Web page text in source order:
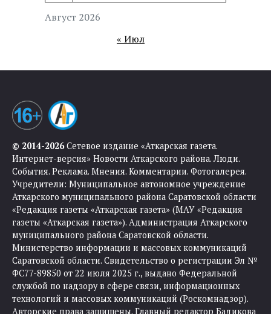
Август 2026
« Июл
© 2014-2026Сетевое издание «Аткарская газета.
Интернет-версия» Новости Аткарского района. Люди.
События. Реклама. Мнения. Комментарии. Фотогалерея.
Учредители: Муниципальное автономное учреждение
Аткарского муниципального района Саратовской области
«Редакция газеты «Аткарская газета» (МАУ «Редакция
газеты «Аткарская газета»). Администрация Аткарского
муниципального района Саратовской области.
Министерство информации и массовых коммуникаций
Саратовской области. Свидетельство о регистрации Эл №
ФС77-89850 от 22 июля 2025 г., выдано Федеральной
службой по надзору в сфере связи, информационных
технологий и массовых коммуникаций (Роскомнадзор).
Авторские права защищены. Главный редактор Бадикова